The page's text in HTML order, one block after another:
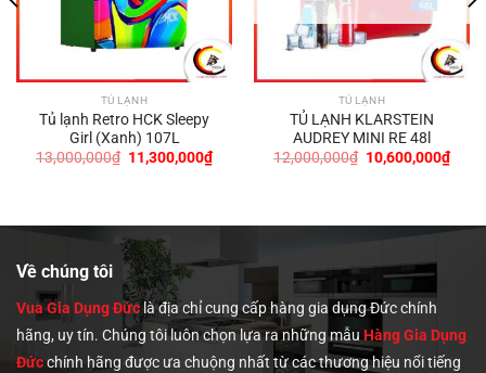
TỦ LẠNH
Tủ lạnh Retro HCK Sleepy
Girl (Xanh) 107L
13,000,000₫ Giá
gốc
11,300,000₫Giá
hiện
TỦ LẠNH
TỦ LẠNH KLARSTEIN
AUDREY MINI RE 48l
12,000,000₫ Giá
gốc
10,600,000₫Giá
hiện
Về chúng tôi
Vua Gia Dụng Đứclà địa chỉ cung cấp hàng gia dụng Đức chính
hãng, uy tín. Chúng tôiluôn chọn lựa ra những mẫu Hàng Gia Dụng
Đứcchính hãng được ưa chuộng nhất từ các thương hiệu nổi tiếng